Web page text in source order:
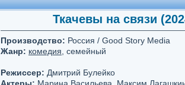
Ткачевы на связи
Производство: Россия / Good Story Media
Жанр: комедия , семейный
Режиссер: Дмитрий Булейко